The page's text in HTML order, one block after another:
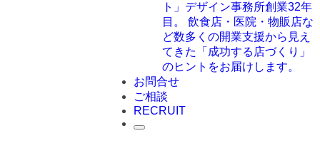
ト」 デザイン事務所創業32年
目。 飲食店・医院・物販店な
ど数多くの開業支援から見え
てきた「成功する店づくり」
のヒントをお届けします。
お問合せ
ご相談
RECRUIT